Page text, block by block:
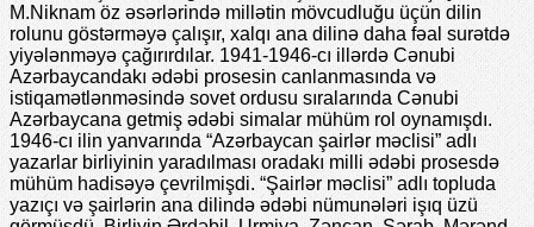
M.Niknam öz əsərlərində millətin mövcudluğu üçün dilin
rolunu göstərməyə çalışır, xalqı ana dilinə daha fəal surətdə
yiyələnməyə çağırırdılar. 1941-1946-cı illərdə Cənubi
Azərbaycandakı ədəbi prosesin canlanmasında və
istiqamətlənməsində sovet ordusu sıralarında Cənubi
Azərbaycana getmiş ədəbi simalar mühüm rol oynamışdı.
1946-cı ilin yanvarında “Azərbaycan şairlər məclisi” adlı
yazarlar birliyinin yaradılması oradakı milli ədəbi prosesdə
mühüm hadisəyə çevrilmişdi. “Şairlər məclisi” adlı topluda
yazıçı və şairlərin ana dilində ədəbi nümunələri işıq üzü